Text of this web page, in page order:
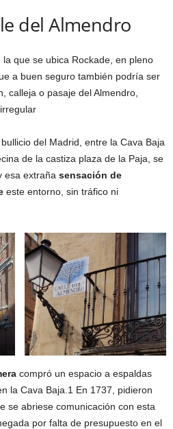
del Almendro
que se ubica Rockade, en pleno
a buen seguro también podría ser
calleja o pasaje del Almendro,
del Madrid, entre la Cava Baja
de la castiza plaza de la Paja, se
esa extraña sensación de
este entorno, sin tráfico ni
compró un espacio a espaldas
la Cava Baja.1​ En 1737, pidieron
se abriese comunicación con esta
por falta de presupuesto en el